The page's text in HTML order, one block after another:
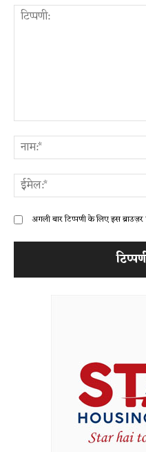
अगली बार टिप्पणी के लिए इस